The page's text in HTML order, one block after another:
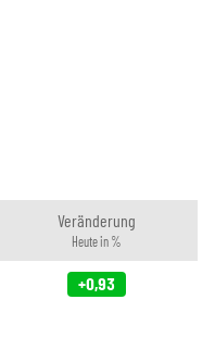
Veränderung
Heute in %
+0,93